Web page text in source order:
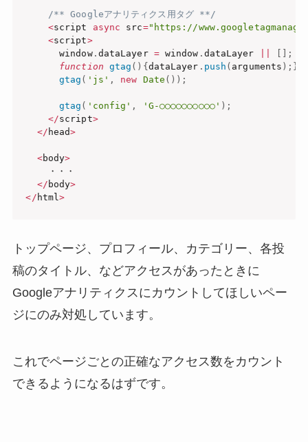
/** Googleアナリティクス用タグ **/
<script async src="https://
<script>
      window
. dataLayer = window . dataLayer
;
function gtag ( ) { dataLayer . push ( arguments ) ; }
gtag ( 'js' , new Date ( ) ) ;
gtag ( 'config' , 'G-○○○○○○○○○○' ) ;
</script>
</ head>
<body>
    ・・・
</ body>
</ html>
トップページ、プロフィール、カテゴリー、各投
稿のタイトル、などアクセスがあったときに
Googleアナリティクスにカウントしてほしいペー
ジにのみ対処しています。
これでページごとの正確なアクセス数をカウント
できるようになるはずです。